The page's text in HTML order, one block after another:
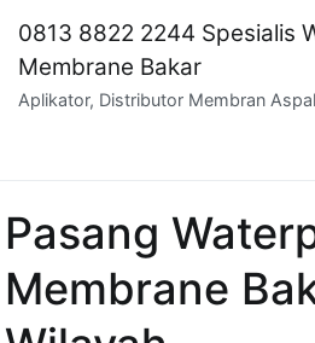
content
0813 8822 2244 Spesialis
Membrane Bakar
Aplikator, Distributor Membran
Pasang
Membrane